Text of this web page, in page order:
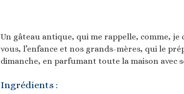
Un gâteau antique, qui me rappelle, comme, je
vous, l’enfance et nos grands-mères, qui le
dimanche, en parfumant toute la maison avec
Ingrédients :